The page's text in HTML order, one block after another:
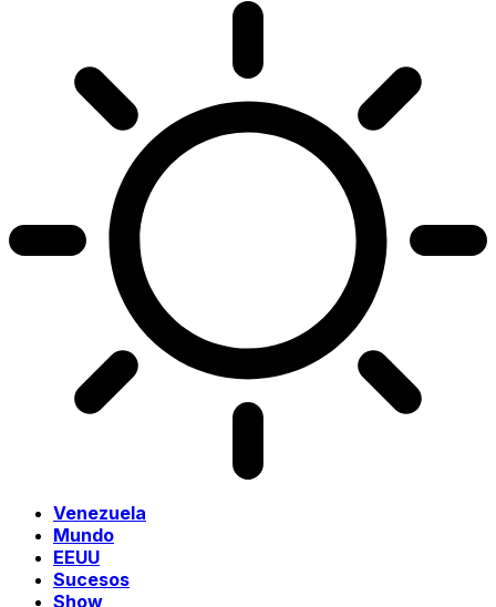
Venezuela
Mundo
EEUU
Sucesos
Show